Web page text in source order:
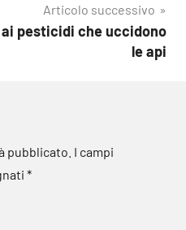
Articolo successivo
pesticidi che uccidono
le api
pubblicato. I campi
*